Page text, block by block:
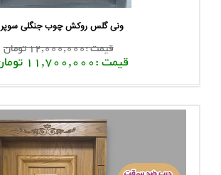
ونی گلس روکش چوب جنگلی سوپر
قیمت :12,000,000 تومان
قیمت :11,700,000 تومان